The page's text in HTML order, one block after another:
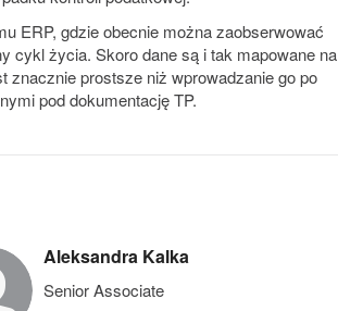
ERP, gdzie obecnie można zaobserwować
cykl życia. Skoro dane są i tak mapowane na
znacznie prostsze niż wprowadzanie go po
pod dokumentację TP.
Aleksandra Kalka
Senior Associate